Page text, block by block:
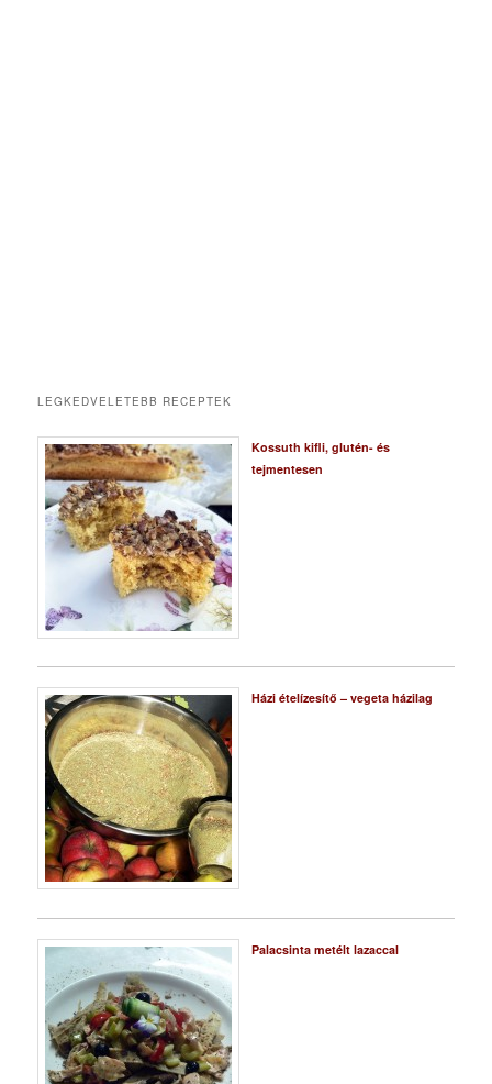
LEGKEDVELETEBB RECEPTEK
Kossuth kifli, glutén- és
tejmentesen
Házi ételízesítő – vegeta házilag
Palacsinta metélt lazaccal